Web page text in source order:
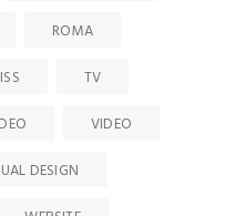
ROMA
TV
VIDEO
DESIGN